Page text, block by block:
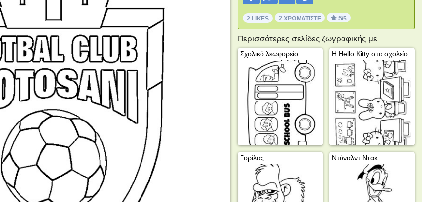
2 LIKES 2 ΧΡΩΜΑΤΊΣΤΕ 5/5
Περισσότερες σελίδες ζωγραφικής με
Σχολικό λεωφορείο Η Hello Kitty στο σχολείο
Γορίλας Ντόναλντ Ντακ